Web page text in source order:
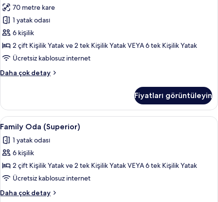
(Standard)
için
tüm
fotoğrafları
görün
70 metre kare
1 yatak odası
6 kişilik
2 çift Kişilik Yatak ve 2 tek Kişilik Yatak VEYA 6 tek Kişilik Yatak
Ücretsiz kablosuz internet
Daha çok detay
Family
daha
fazla
detay
Fiyatları görüntüleyin
Family
Oda
(Superior)
için
tüm
fotoğrafları
görün
Kaliteli yatak takımı, minibar, odada
3
Family Oda (Superior)
1 yatak odası
6 kişilik
2 çift Kişilik Yatak ve 2 tek Kişilik Yatak VEYA 6 tek Kişilik Yatak
Ücretsiz kablosuz internet
Daha çok detay
Family